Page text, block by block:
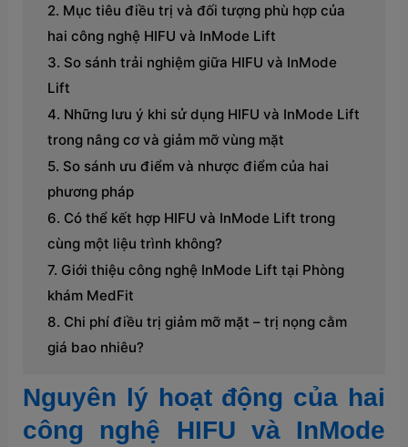
Mục tiêu điều trị và đối tượng phù hợp của
hai công nghệ HIFU và InMode Lift
So sánh trải nghiệm giữa HIFU và InMode
Lift
Những lưu ý khi sử dụng HIFU và InMode Lift
trong nâng cơ và giảm mỡ vùng mặt
So sánh ưu điểm và nhược điểm của hai
phương pháp
Có thể kết hợp HIFU và InMode Lift trong
cùng một liệu trình không?
Giới thiệu công nghệ InMode Lift tại Phòng
khám MedFit
Chi phí điều trị giảm mỡ mặt – trị nọng cằm
giá bao nhiêu?
Nguyên lý hoạt động của hai
công nghệ HIFU và InMode